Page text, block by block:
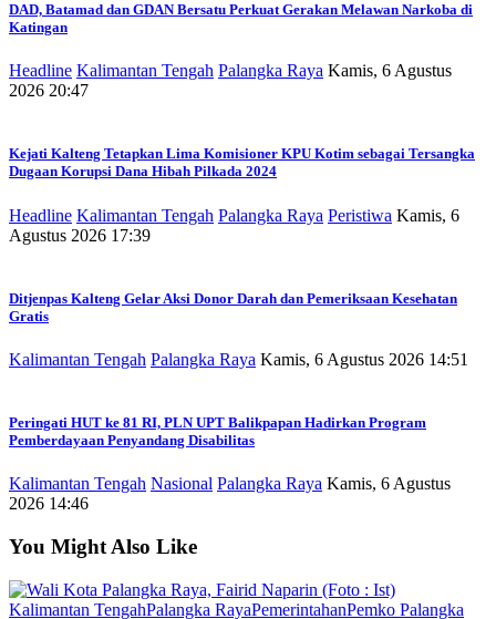
DAD, Batamad dan GDAN Bersatu Perkuat Gerakan Melawan Narkoba di
Katingan
Headline Kalimantan Tengah Palangka Raya Kamis, 6 Agustus
2026 20:47
Kejati Kalteng Tetapkan Lima Komisioner KPU Kotim sebagai Tersangka
Dugaan Korupsi Dana Hibah Pilkada 2024
Headline Kalimantan Tengah Palangka Raya Peristiwa Kamis, 6
Agustus 2026 17:39
Ditjenpas Kalteng Gelar Aksi Donor Darah dan Pemeriksaan Kesehatan
Gratis
Kalimantan Tengah Palangka Raya Kamis, 6 Agustus 2026 14:51
Peringati HUT ke 81 RI, PLN UPT Balikpapan Hadirkan Program
Pemberdayaan Penyandang Disabilitas
Kalimantan Tengah Nasional Palangka Raya Kamis, 6 Agustus
2026 14:46
You Might Also Like
Kalimantan TengahPalangka RayaPemerintahanPemko Palangka